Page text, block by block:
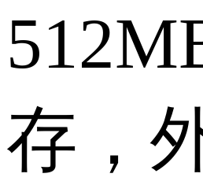
存，